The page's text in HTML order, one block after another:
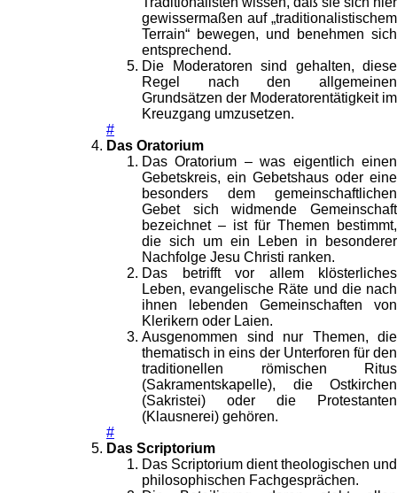
gewissermaßen auf „traditionalistischem
Terrain“ bewegen, und benehmen sich
entsprechend.
Die Moderatoren sind gehalten, diese
Regel nach den allgemeinen
Grundsätzen der Moderatorentätigkeit im
Kreuzgang umzusetzen.
#
Das Oratorium
Das Oratorium – was eigentlich einen
Gebetskreis, ein Gebetshaus oder eine
besonders dem gemeinschaftlichen
Gebet sich widmende Gemeinschaft
bezeichnet – ist für Themen bestimmt,
die sich um ein Leben in besonderer
Nachfolge Jesu Christi ranken.
Das betrifft vor allem klösterliches
Leben, evangelische Räte und die nach
ihnen lebenden Gemeinschaften von
Klerikern oder Laien.
Ausgenommen sind nur Themen, die
thematisch in eins der Unterforen für den
traditionellen römischen Ritus
(Sakramentskapelle), die Ostkirchen
(Sakristei) oder die Protestanten
(Klausnerei) gehören.
#
Das Scriptorium
Das Scriptorium dient theologischen und
philosophischen Fachgesprächen.